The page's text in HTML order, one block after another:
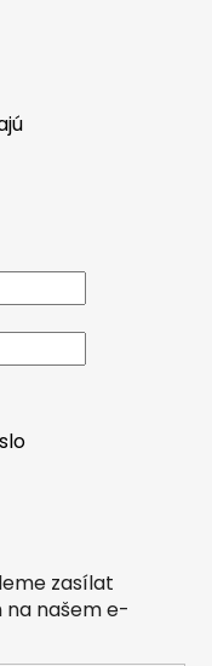
zasílat
našem e-